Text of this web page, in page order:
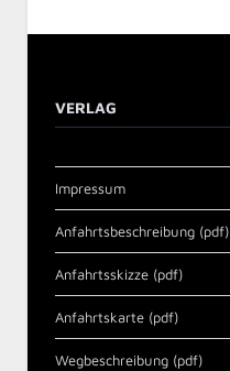
VERLAG
Impressum
Anfahrtsbeschreibung (pdf)
Anfahrtsskizze (pdf)
Anfahrtskarte (pdf)
Wegbeschreibung (pdf)